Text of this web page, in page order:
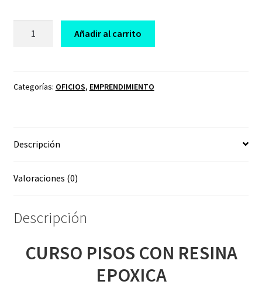
EPOXICA
Añadir al carrito
Categorías: OFICIOS, EMPRENDIMIENTO
Descripción
Valoraciones (0)
Descripción
CURSO PISOS CON RESINA
EPOXICA